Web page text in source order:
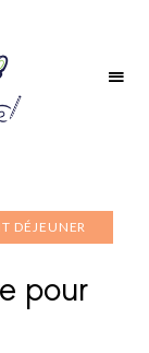
DÉJEUNER
pour